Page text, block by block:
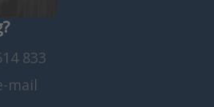
833
mail